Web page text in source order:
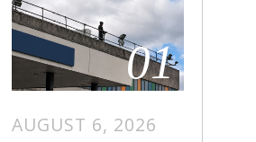
01
AUGUST 6, 2026